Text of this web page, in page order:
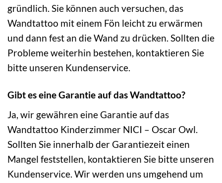
gründlich. Sie können auch versuchen, das
Wandtattoo mit einem Fön leicht zu erwärmen
und dann fest an die Wand zu drücken. Sollten die
Probleme weiterhin bestehen, kontaktieren Sie
bitte unseren Kundenservice.
Gibt es eine Garantie auf das Wandtattoo?
Ja, wir gewähren eine Garantie auf das
Wandtattoo Kinderzimmer NICI – Oscar Owl.
Sollten Sie innerhalb der Garantiezeit einen
Mangel feststellen, kontaktieren Sie bitte unseren
Kundenservice. Wir werden uns umgehend um